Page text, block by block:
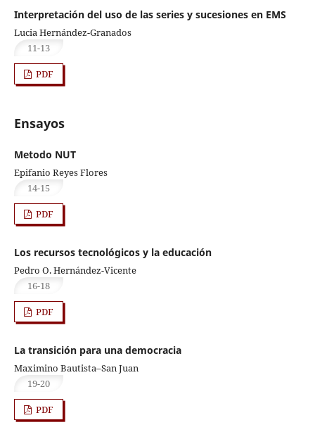
Interpretación del uso de las series y sucesiones en EMS
Lucia Hernández-Granados
11-13
PDF
Ensayos
Metodo NUT
Epifanio Reyes Flores
14-15
PDF
Los recursos tecnológicos y la educación
Pedro O. Hernández-Vicente
16-18
PDF
La transición para una democracia
Maximino Bautista–San Juan
19-20
PDF